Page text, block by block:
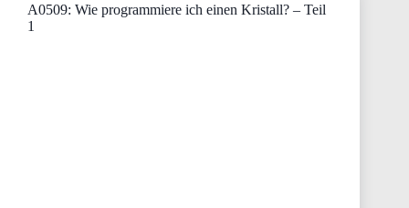
A0509: Wie programmiere ich einen Kristall? – Teil
1